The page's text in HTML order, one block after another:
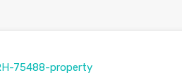
75488-property